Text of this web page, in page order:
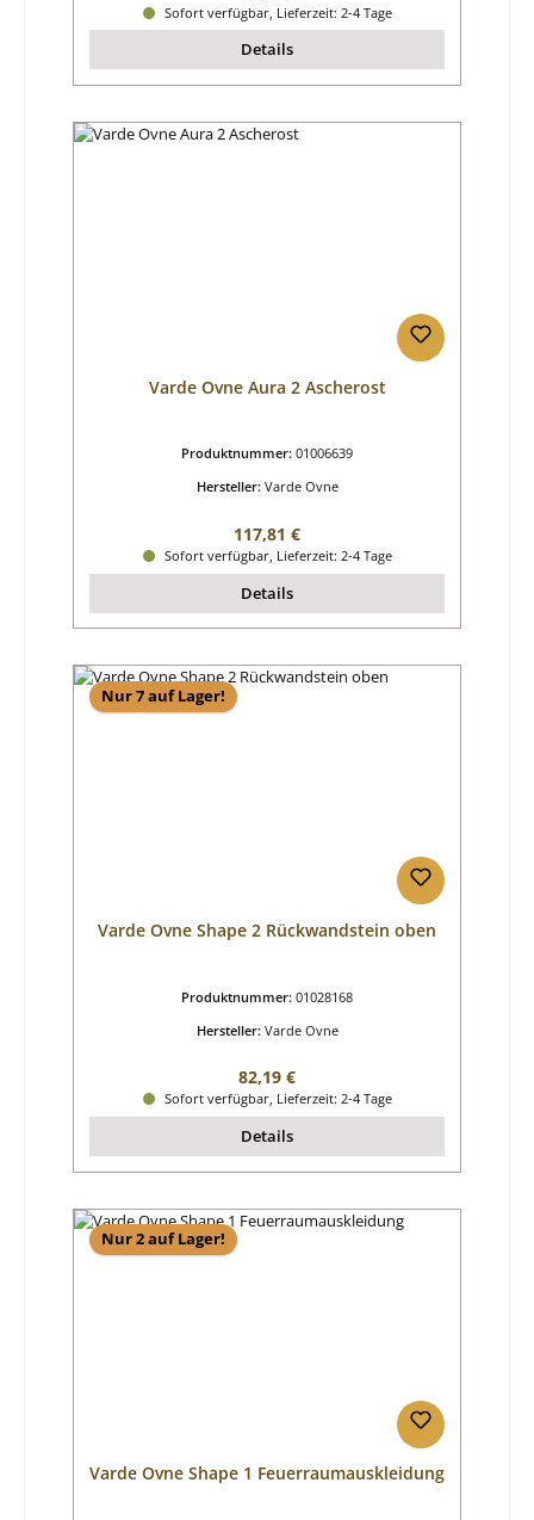
Sofort verfügbar, Lieferzeit: 2-4 Tage
Details
Varde Ovne Aura 2 Ascherost
Produktnummer: 01006639
Hersteller: Varde Ovne
Regulärer Preis:
117,81 €
Sofort verfügbar, Lieferzeit: 2-4 Tage
Details
Nur 7 auf Lager!
Varde Ovne Shape 2 Rückwandstein oben
Produktnummer: 01028168
Hersteller: Varde Ovne
Regulärer Preis:
82,19 €
Sofort verfügbar, Lieferzeit: 2-4 Tage
Details
Nur 2 auf Lager!
Varde Ovne Shape 1 Feuerraumauskleidung